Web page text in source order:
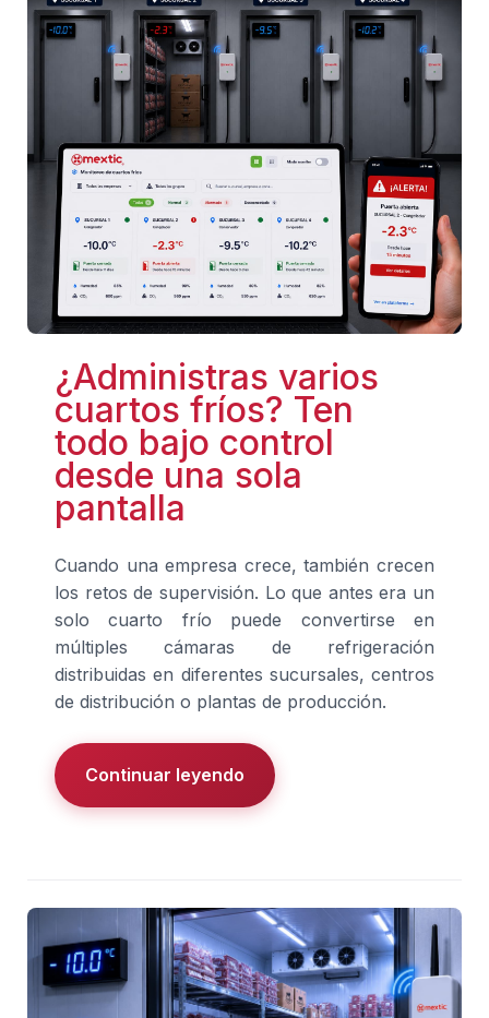
¿Administras varios
cuartos fríos? Ten
todo bajo control
desde una sola
pantalla
Cuando una empresa crece, también crecen
los retos de supervisión. Lo que antes era un
solo cuarto frío puede convertirse en
múltiples cámaras de refrigeración
distribuidas en diferentes sucursales, centros
de distribución o plantas de producción.
Continuar leyendo